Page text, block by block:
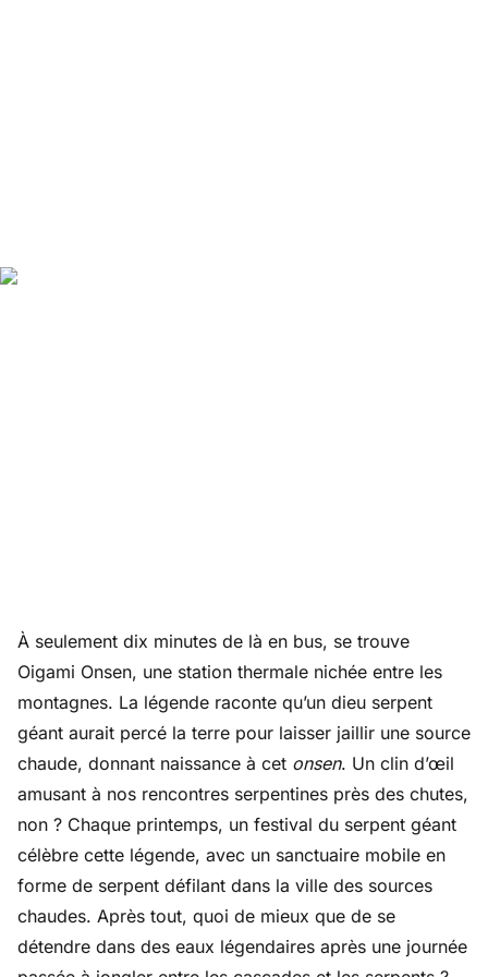
À seulement dix minutes de là en bus, se trouve
Oigami Onsen, une station thermale nichée entre les
montagnes. La légende raconte qu’un dieu serpent
géant aurait percé la terre pour laisser jaillir une source
chaude, donnant naissance à cet onsen. Un clin d’œil
amusant à nos rencontres serpentines près des chutes,
non ? Chaque printemps, un festival du serpent géant
célèbre cette légende, avec un sanctuaire mobile en
forme de serpent défilant dans la ville des sources
chaudes. Après tout, quoi de mieux que de se
détendre dans des eaux légendaires après une journée